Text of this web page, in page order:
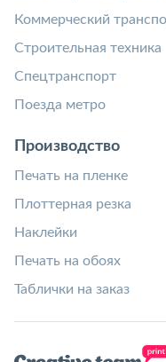
Коммерческий
Строительная техника
Спецтранспорт
Поезда метро
Производство
Печать на пленке
Плоттерная резка
Наклейки
Печать на обоях
Таблички на заказ